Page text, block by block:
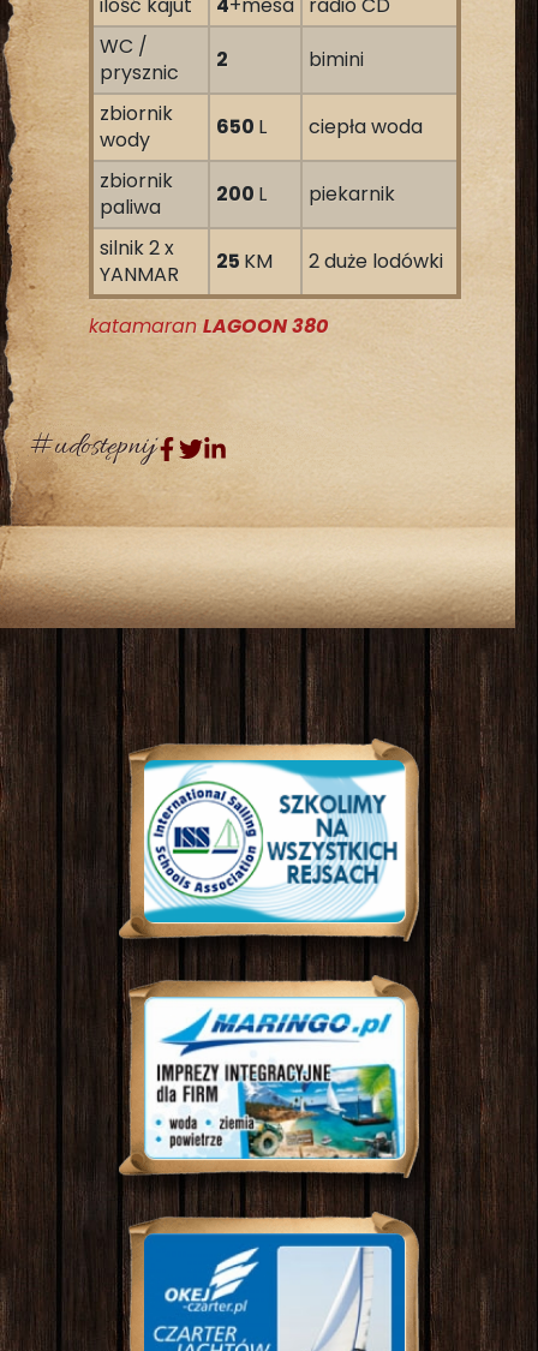
katamaranLAGOON 380
WC /
prysznic
2
bimini
zbiornik
wody
650 L
ciepła woda
zbiornik
paliwa
200 L
piekarnik
silnik 2 x
YANMAR
25 KM 2 duże lodówki
#udostępnij